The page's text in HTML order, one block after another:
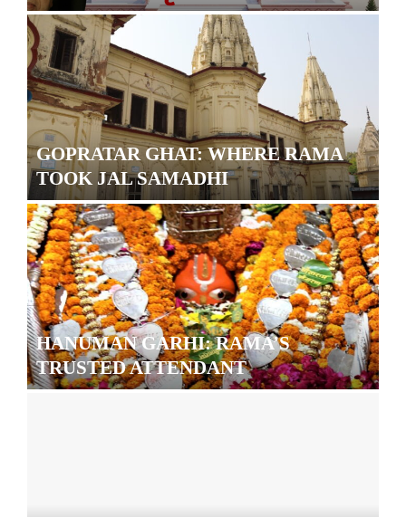
GOPRATAR GHAT: WHERE RAMA
TOOK JAL SAMADHI
HANUMAN GARHI: RAMA’S
TRUSTED ATTENDANT